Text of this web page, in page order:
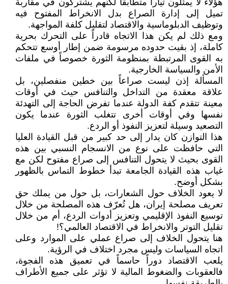
هؤلاء لا يمثلون تياراً متطابقاً لكنهم يشتركون في مقاربة
تميل إلى إدارة الصراع بدل الانخراط المفتوح فيه
وتوظيف الدبلوماسية والاقتصاد لتقليل كلفة المواجهة.
ومع ذلك لم يكن هذا الاتجاه قادراً على التحرك بحرية
كاملة، إذ بقيت حدوده مرسومة ضمن إطار أوسع تتحكم
به القوى المرتبطة بمنظومة الثورة خصوصاً في ملفات
الأمن والسياسة الخارجية.
المسألة إذن ليست صراعاً بين خطين منفصلين، بل
علاقة معقدة من التداخل والتنافس حيث في أوقات
معينة تتقدم كفة الدولة عندما تفرض الحاجة إلى التهدئة
نفسها وفي أوقات أخرى تتغلب الثورة عندما يكون
التصعيد وسيلة لتعزيز النفوذ أو الردع.
هذا التوازن كان يدار إلى حد كبير من قبل القيادة العليا
التي حافظت على نوع من الانسجام النسبي بين هذه
القوى بحيث لا يتحول التنافس إلى صراع مفتوح لكن مع
غياب هذه القيادة الجامعة تبدأ خطوط التماس بالظهور
بشكل أوضح.
لا يعود الخلاف حول الشعارات، بل حول من يملك حق
تعريف مصلحة إيران، هل تُعرّف هذه المصلحة من خلال
توسيع النفوذ الإقليمي وتعزيز أدوات الردع، أم من خلال
تقليل التوتر والانخراط في الاقتصاد العالمي؟!
هنا يتحول الخلاف إلى صراع عملي على الموارد وعلى
اتجاه السياسات وليس مجرد اختلاف في الرؤية.
يلعب الاقتصاد دوراً حاسماً في تعميق هذه الفجوة،
فالعقوبات والضغوط المالية لا تؤثر على جميع الأطراف